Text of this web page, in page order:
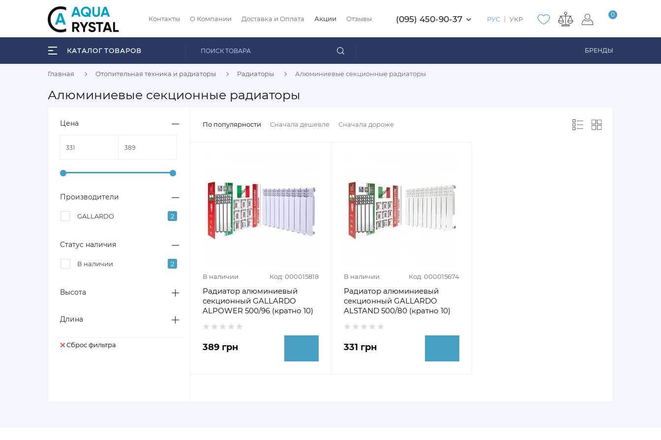
Контакты О Компании Доставка и Оплата Акции Отзывы
0
РУС УКР
(095) 450-90-37
БРЕНДЫ
КАТАЛОГ ТОВАРОВ
Главная Отопительная техника и радиаторы Радиаторы Алюминиевые секционные радиаторы
Алюминиевые секционные радиаторы
Цена
Производители
GALLARDO 2
Статус наличия
В наличии 2
Высота
Длина
Сброс фильтра
По популярности Сначала дешевле Сначала дороже
В наличии Код: 000015818
Радиатор алюминиевый
секционный GALLARDO
ALPOWER 500/96 (кратно 10)
389 грн
В наличии Код: 000015674
Радиатор алюминиевый
секционный GALLARDO
ALSTAND 500/80 (кратно 10)
331 грн